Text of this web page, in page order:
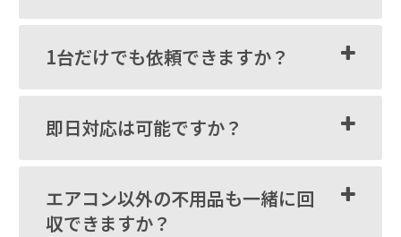
1台だけでも依頼できますか？
即日対応は可能ですか？
エアコン以外の不用品も一緒に回
収できますか？